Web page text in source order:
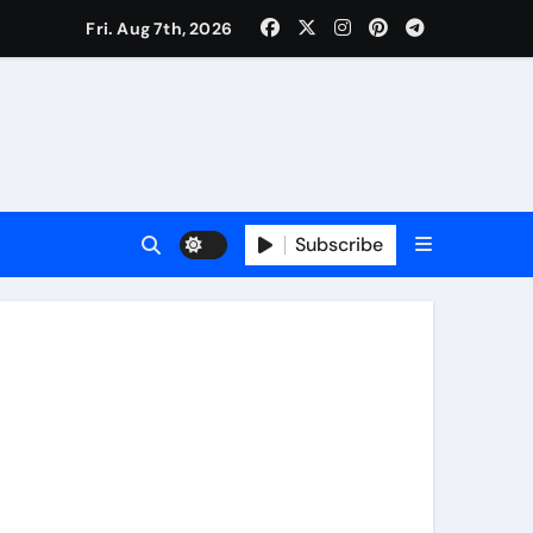
व नौकरी की मांग*
होंगे आकर्षण
Fri. Aug 7th, 2026
Subscribe